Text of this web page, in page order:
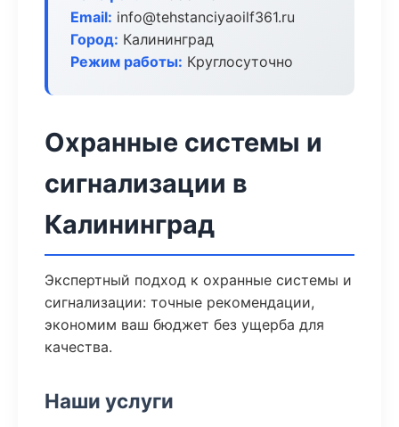
Email: info@tehstanciyaoilf361.ru
Город: Калининград
Режим работы: Круглосуточно
Охранные системы и
сигнализации в
Калининград
Экспертный подход к охранные системы и
сигнализации: точные рекомендации,
экономим ваш бюджет без ущерба для
качества.
Наши услуги